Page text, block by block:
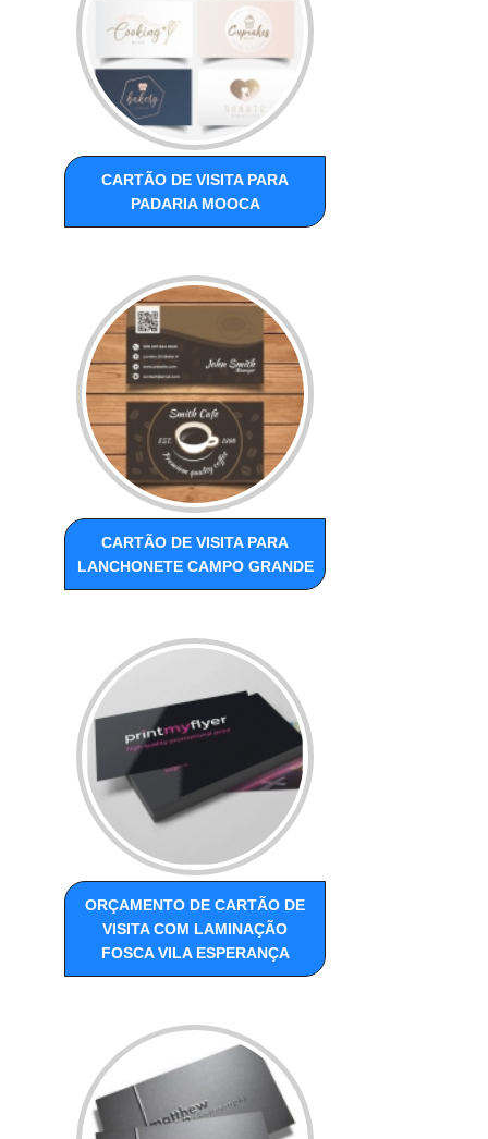
CARTÃO DE VISITA PARA
PADARIA MOOCA
CARTÃO DE VISITA PARA
LANCHONETE CAMPO GRANDE
ORÇAMENTO DE CARTÃO DE
VISITA COM LAMINAÇÃO
FOSCA VILA ESPERANÇA